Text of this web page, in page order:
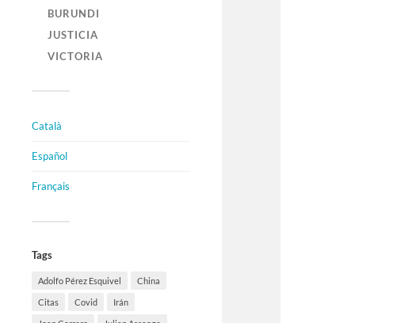
BURUNDI
JUSTICIA
VICTORIA
Català
Español
Français
Tags
Adolfo Pérez Esquivel China
Citas Covid Irán